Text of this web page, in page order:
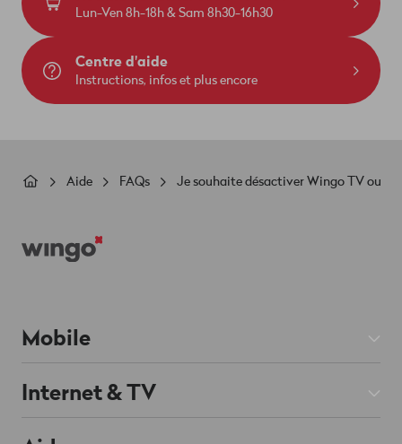
Lun-Ven 8h-18h & Sam 8h30-16h30
Centre d'aide
Instructions, infos et plus encore
Fil
Aide FAQs Je souhaite désactiver Wingo TV ou
Mobile
Abos Mobile
Prepaid
Internet & TV
Abos Internet